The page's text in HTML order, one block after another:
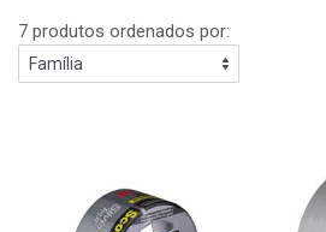
7 produtos ordenados por: